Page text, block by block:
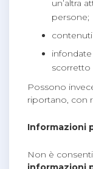
un’altra
persone;
scorretto
Possono
riportano, con
Informazioni
Non è